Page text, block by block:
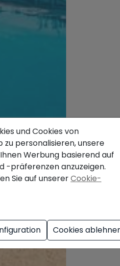
und Cookies von
personalisieren, unsere
Werbung basierend auf
-präferenzen anzuzeigen.
Sie auf unsererCookie-
Cookies